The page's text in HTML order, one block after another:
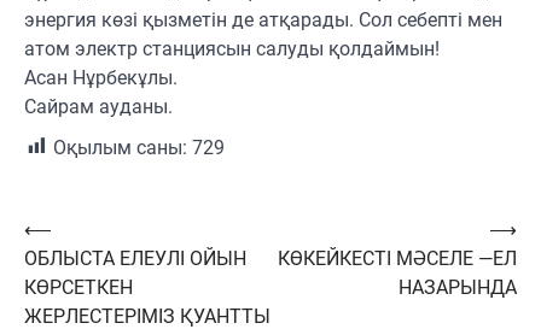
энергия көзі қызметін де атқарады. Сол себепті мен
атом электр станциясын салуды қолдаймын!
Асан Нұрбекұлы.
Сайрам ауданы.
Оқылым саны: 729
Навигация
по
записям
⟵
ОБЛЫСТА ЕЛЕУЛІ ОЙЫН
КӨРСЕТКЕН
ЖЕРЛЕСТЕРІМІЗ ҚУАНТТЫ
КӨКЕЙКЕСТІ МӘСЕЛЕ —ЕЛ
НАЗАРЫНДА
⟶